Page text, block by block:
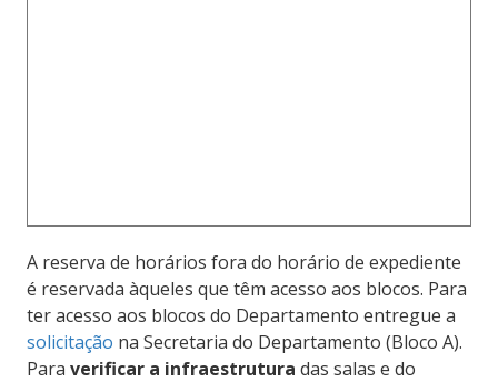
A reserva de horários fora do horário de expediente
é reservada àqueles que têm acesso aos blocos. Para
ter acesso aos blocos do Departamento entregue a
solicitação na Secretaria do Departamento (Bloco A).
Para verificar a infraestrutura das salas e do